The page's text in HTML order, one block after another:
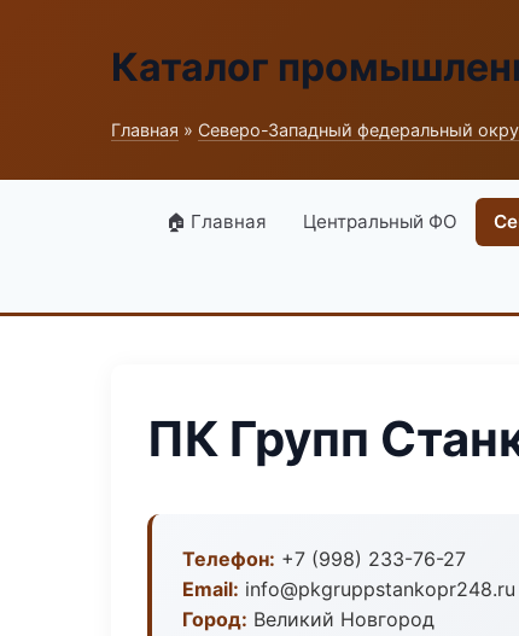
Каталог
Главная » Северо-Западный федеральный
🏠 Главная Центральный ФО
ПК Групп
Телефон: +7 (998) 233-76-27
Email: info@pkgruppstankopr248.ru
Город: Великий Новгород